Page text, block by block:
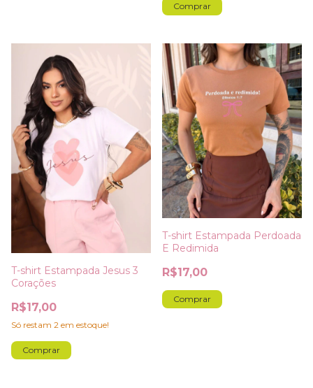
Comprar
T-shirt Estampada Jesus 3
Corações
R$17,00
Só restam 2 em estoque!
Comprar
T-shirt Estampada Perdoada
E Redimida
R$17,00
Comprar